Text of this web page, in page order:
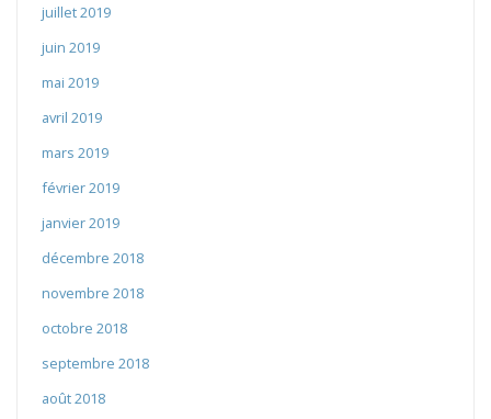
juillet 2019
juin 2019
mai 2019
avril 2019
mars 2019
février 2019
janvier 2019
décembre 2018
novembre 2018
octobre 2018
septembre 2018
août 2018